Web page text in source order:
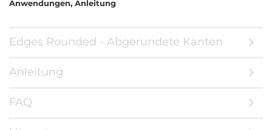
Anwendungen, Anleitung
Edges Rounded - Abgerundete Kanten
Anleitung
FAQ